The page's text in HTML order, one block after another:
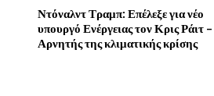
Ντόναλντ Τραμπ: Επέλεξε για νέο
υπουργό Ενέργειας τον Κρις Ράιτ –
Αρνητής της κλιματικής κρίσης